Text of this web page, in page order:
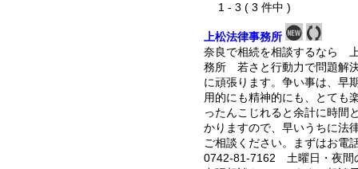
1 - 3 ( 3 件中 )
上松法律事務所
奈良で相続を相談するなら
務所 若さと行動力で問題解
に頑張ります。争い事は、早
用的にも精神的にも、とても
ったんこじれると余計に時間
かりますので、早いうちに法
ご相談ください。まずはお電
0742-81-7162 土曜日・夜間